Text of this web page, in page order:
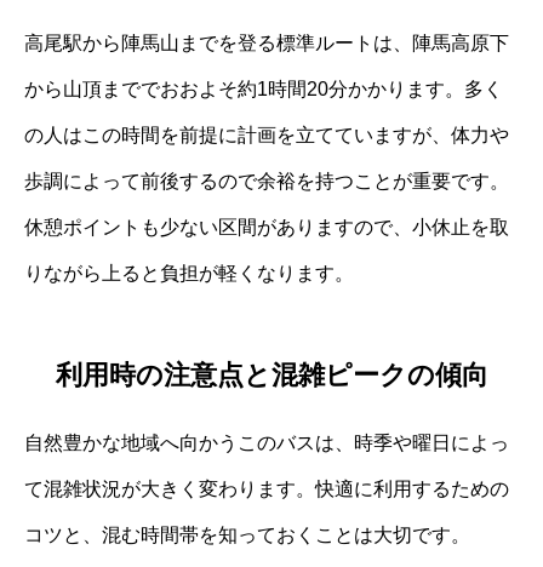
高尾駅から陣馬山までを登る標準ルートは、陣馬高原下
から山頂まででおおよそ約1時間20分かかります。多く
の人はこの時間を前提に計画を立てていますが、体力や
歩調によって前後するので余裕を持つことが重要です。
休憩ポイントも少ない区間がありますので、小休止を取
りながら上ると負担が軽くなります。
利用時の注意点と混雑ピークの傾向
自然豊かな地域へ向かうこのバスは、時季や曜日によっ
て混雑状況が大きく変わります。快適に利用するための
コツと、混む時間帯を知っておくことは大切です。